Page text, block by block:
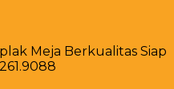
Meja Berkualitas Siap